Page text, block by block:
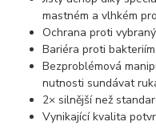
mastném a vlhkém
Ochrana proti
Bariéra proti
Bezproblémová
nutnosti sundávat
2× silnější než
Vynikající kvalita